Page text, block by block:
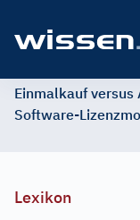
Einmalkauf
Software-
Lexikon